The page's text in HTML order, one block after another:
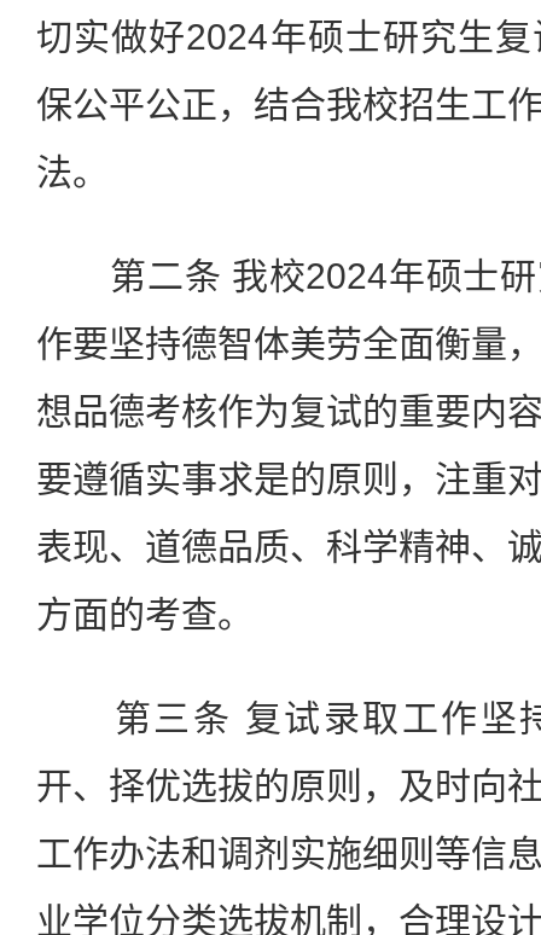
切实做好2024年硕士研究生
保公平公正，结合我校招生工
法。
第二条 我校2024年硕士研
作要坚持德智体美劳全面衡量
想品德考核作为复试的重要内
要遵循实事求是的原则，注重
表现、道德品质、科学精神、
方面的考查。
第三条 复试录取工作坚
开、择优选拔的原则，及时向
工作办法和调剂实施细则等信
业学位分类选拔机制，合理设